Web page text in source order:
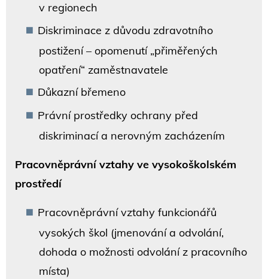
v regionech
Diskriminace z důvodu zdravotního
postižení – opomenutí „přiměřených
opatření“ zaměstnavatele
Důkazní břemeno
Právní prostředky ochrany před
diskriminací a nerovným zacházením
Pracovněprávní vztahy ve vysokoškolském
prostředí
Pracovněprávní vztahy funkcionářů
vysokých škol (jmenování a odvolání,
dohoda o možnosti odvolání z pracovního
místa)